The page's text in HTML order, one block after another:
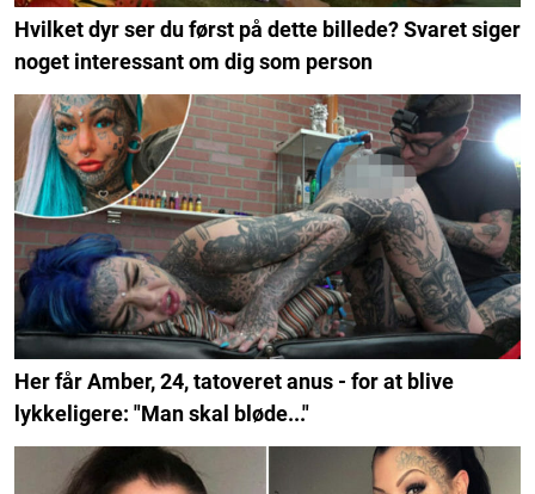
Hvilket dyr ser du først på dette billede? Svaret siger
noget interessant om dig som person
Her får Amber, 24, tatoveret anus - for at blive
lykkeligere: "Man skal bløde..."